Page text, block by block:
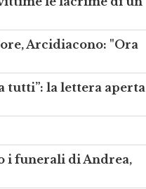
le lacrime di un
Arcidiacono: "Ora
tutti”: la lettera aperta
i funerali di Andrea,